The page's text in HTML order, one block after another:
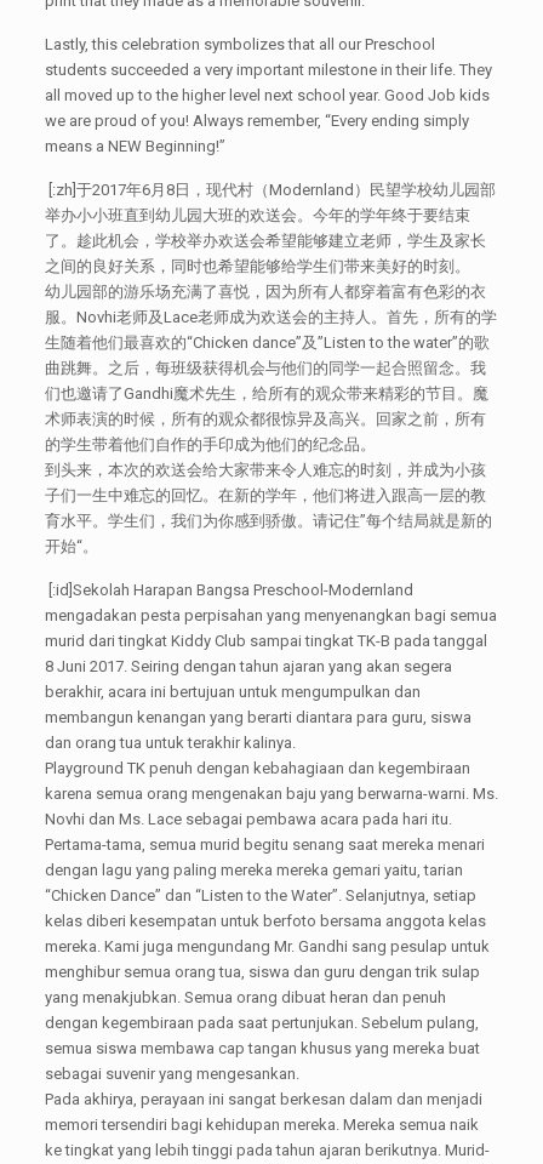
Lastly, this celebration symbolizes that all our Preschool
students succeeded a very important milestone in their life. They
all moved up to the higher level next school year. Good Job kids
we are proud of you! Always remember, “Every ending simply
means a NEW Beginning!”
[:zh]于2017年6月8日，现代村（Modernland）民望学校幼儿园部
举办小小班直到幼儿园大班的欢送会。今年的学年终于要结束
了。趁此机会，学校举办欢送会希望能够建立老师，学生及家长
之间的良好关系，同时也希望能够给学生们带来美好的时刻。
幼儿园部的游乐场充满了喜悦，因为所有人都穿着富有色彩的衣
服。Novhi老师及Lace老师成为欢送会的主持人。首先，所有的学
生随着他们最喜欢的“Chicken dance”及”Listen to the water”的歌
曲跳舞。之后，每班级获得机会与他们的同学一起合照留念。我
们也邀请了Gandhi魔术先生，给所有的观众带来精彩的节目。魔
术师表演的时候，所有的观众都很惊异及高兴。回家之前，所有
的学生带着他们自作的手印成为他们的纪念品。
到头来，本次的欢送会给大家带来令人难忘的时刻，并成为小孩
子们一生中难忘的回忆。在新的学年，他们将进入跟高一层的教
育水平。学生们，我们为你感到骄傲。请记住”每个结局就是新的
开始“。
[:id]Sekolah Harapan Bangsa Preschool-Modernland
mengadakan pesta perpisahan yang menyenangkan bagi semua
murid dari tingkat Kiddy Club sampai tingkat TK-B pada tanggal
8 Juni 2017. Seiring dengan tahun ajaran yang akan segera
berakhir, acara ini bertujuan untuk mengumpulkan dan
membangun kenangan yang berarti diantara para guru, siswa
dan orang tua untuk terakhir kalinya.
Playground TK penuh dengan kebahagiaan dan kegembiraan
karena semua orang mengenakan baju yang berwarna-warni. Ms.
Novhi dan Ms. Lace sebagai pembawa acara pada hari itu.
Pertama-tama, semua murid begitu senang saat mereka menari
dengan lagu yang paling mereka mereka gemari yaitu, tarian
“Chicken Dance” dan “Listen to the Water”. Selanjutnya, setiap
kelas diberi kesempatan untuk berfoto bersama anggota kelas
mereka. Kami juga mengundang Mr. Gandhi sang pesulap untuk
menghibur semua orang tua, siswa dan guru dengan trik sulap
yang menakjubkan. Semua orang dibuat heran dan penuh
dengan kegembiraan pada saat pertunjukan. Sebelum pulang,
semua siswa membawa cap tangan khusus yang mereka buat
sebagai suvenir yang mengesankan.
Pada akhirya, perayaan ini sangat berkesan dalam dan menjadi
memori tersendiri bagi kehidupan mereka. Mereka semua naik
ke tingkat yang lebih tinggi pada tahun ajaran berikutnya. Murid-